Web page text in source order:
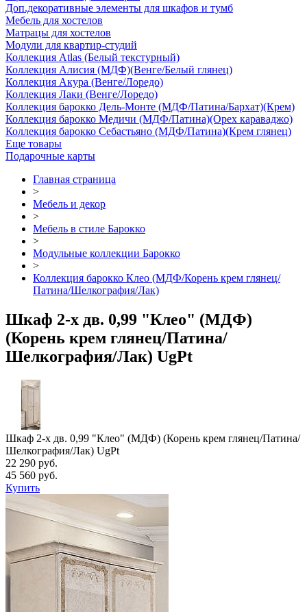
Доп.декоративные элементы для шкафов и тумб
Мебель для хостелов
Матрацы для хостелов
Модули для квартир-студий
Коллекция Atlas (Белый текстурный)
Коллекция Алисия (МДФ)(Венге/Белый глянец)
Коллекция Акура (Венге/Лоредо)
Коллекция Лаки (Венге/Лоредо)
Коллекция барокко Дель-Монте (МДФ/Патина/Бархат)(Крем)
Коллекция барокко Медичи (МДФ/Патина)(Орех караваджо)
Коллекция барокко Себастьяно (МДФ/Патина)(Крем глянец)
Еще товары
Подарочные карты
Главная страница
>
Мебель и декор
>
Мебель в стиле Барокко
>
Модульные коллекции Барокко
>
Коллекция барокко Клео (МДФ/Корень крем глянец/
Патина/Шелкография/Лак)
Шкаф 2-х дв. 0,99 "Клео" (МДФ)
(Корень крем глянец/Патина/
Шелкография/Лак) UgPt
Шкаф 2-х дв. 0,99 "Клео" (МДФ) (Корень крем глянец/Патина/
Шелкография/Лак) UgPt
22 290 руб.
45 560 руб.
Купить